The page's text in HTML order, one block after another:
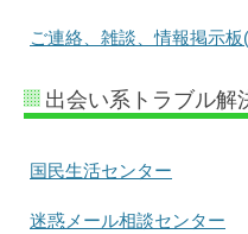
ご連絡、雑談、情報掲示板
出会い系トラブル解
国民生活センター
迷惑メール相談センター